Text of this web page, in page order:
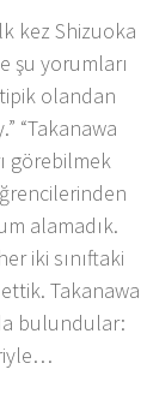
kez Shizuoka
şu yorumları
olandan
“Takanawa
görebilmek
alamadık.
iki sınıftaki
Takanawa
bulundular: